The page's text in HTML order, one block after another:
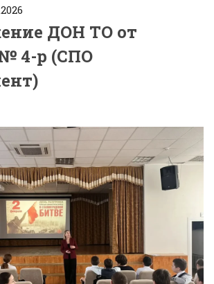
ДОН ТО от
№ 4-р (СПО